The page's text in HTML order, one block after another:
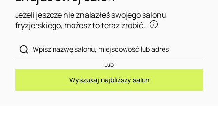
Jeżeli jeszcze nie znalazłeś swojego salonu
fryzjerskiego, możesz to teraz zrobić.
Lub
Wyszukaj najbliższy salon